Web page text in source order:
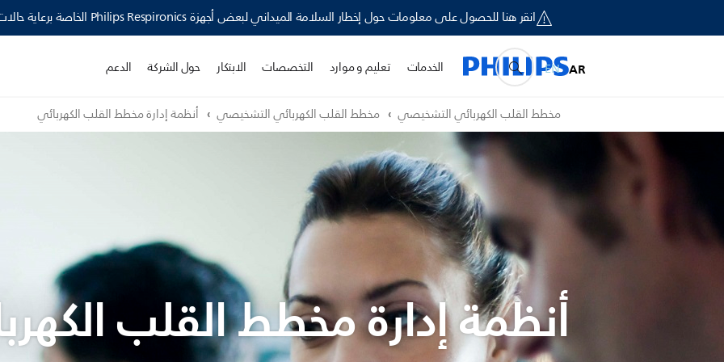
انقر هنا للحصول على معلومات حول إخطار السلامة الميداني لبعض أجهزة Philips Respironics الخاصة برعاية حالات اضطرابات النوم وأجهزة العناية التنفسية ›
الخدمات تعليم و موارد التخصصات الابتكار حول الشركة الدعم AR
EN
مخطط القلب الكهربائي التشخيصي مخطط القلب الكهربائي التشخيصي أنظمة إدارة مخطط القلب الكهربائي
أنظمة إدارة مخطط القلب